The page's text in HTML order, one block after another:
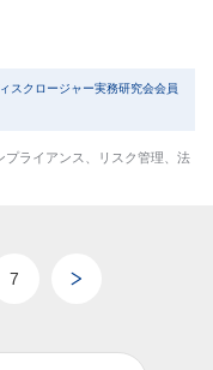
クロージャー実務研究会会員
プライアンス リスク管理
法
7